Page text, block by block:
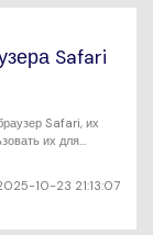
Safari
Safari, их
их для
10-23 21:13:07